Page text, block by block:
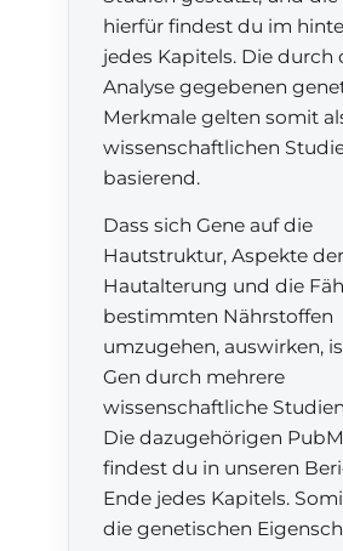
hierfür findest du im
jedes Kapitels. Die durch
Analyse gegebenen
Merkmale gelten somit
wissenschaftlichen
basierend.
Dass sich Gene auf die
Hautstruktur, Aspekte der
Hautalterung und die
bestimmten Nährstoffen
umzugehen, auswirken,
Gen durch mehrere
wissenschaftliche
Die dazugehörigen
findest du in unseren
Ende jedes Kapitels.
die genetischen